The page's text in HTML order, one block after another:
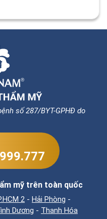
số 287/BYT-GPHĐ do